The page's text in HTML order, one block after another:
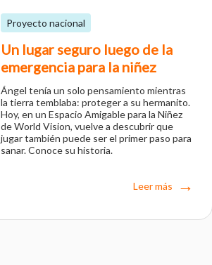
Proyecto nacional
Un lugar seguro luego de la
emergencia para la niñez
Ángel tenía un solo pensamiento mientras
la tierra temblaba: proteger a su hermanito.
Hoy, en un Espacio Amigable para la Niñez
de World Vision, vuelve a descubrir que
jugar también puede ser el primer paso para
sanar. Conoce su historia.
Leer más